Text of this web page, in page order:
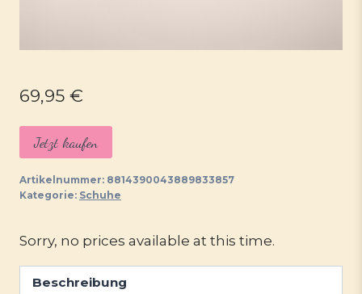
69,95 €
Jetzt kaufen
Artikelnummer: 8814390043889833857
Kategorie: Schuhe
Sorry, no prices available at this time.
Beschreibung